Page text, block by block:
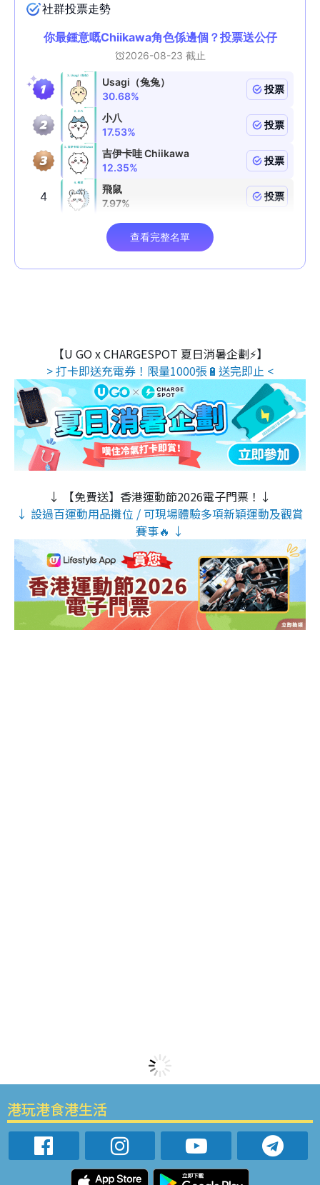
【U GO x CHARGESPOT 夏日消暑企劃⚡】
> 打卡即送充電券！限量1000張🔋送完即止 <
↓ 【免費送】香港運動節2026電子門票！↓
↓ 設過百運動用品攤位 / 可現場體驗多項新穎運動及觀賞
賽事🔥 ↓
港玩港食港生活